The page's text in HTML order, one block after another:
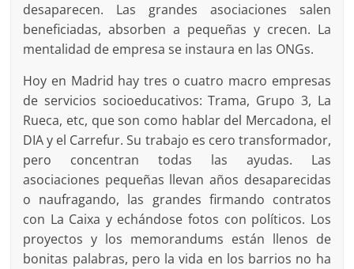
desaparecen. Las grandes asociaciones salen
beneficiadas, absorben a pequeñas y crecen. La
mentalidad de empresa se instaura en las ONGs.
Hoy en Madrid hay tres o cuatro macro empresas
de servicios socioeducativos: Trama, Grupo 3, La
Rueca, etc, que son como hablar del Mercadona, el
DIA y el Carrefur. Su trabajo es cero transformador,
pero concentran todas las ayudas. Las
asociaciones pequeñas llevan años desaparecidas
o naufragando, las grandes firmando contratos
con La Caixa y echándose fotos con políticos. Los
proyectos y los memorandums están llenos de
bonitas palabras, pero la vida en los barrios no ha